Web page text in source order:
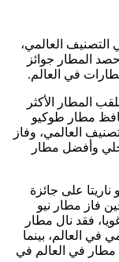
العالمي،
حيث حصد المطار جوائز
في العالم.
المطار الأكثر
لعام 2024، بينما حافظ مطار طوكيو
العالمي، وفاز
وأفضل مطار
على جائزة
فاز مطار نيو
فقد نال مطار
في العالم، بينما
في العالم في